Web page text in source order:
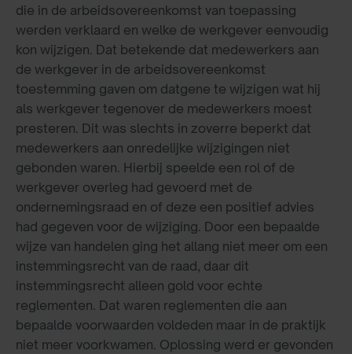
die in de arbeidsovereenkomst van toepassing
werden verklaard en welke de werkgever eenvoudig
kon wijzigen. Dat betekende dat medewerkers aan
de werkgever in de arbeidsovereenkomst
toestemming gaven om datgene te wijzigen wat hij
als werkgever tegenover de medewerkers moest
presteren. Dit was slechts in zoverre beperkt dat
medewerkers aan onredelijke wijzigingen niet
gebonden waren. Hierbij speelde een rol of de
werkgever overleg had gevoerd met de
ondernemingsraad en of deze een positief advies
had gegeven voor de wijziging. Door een bepaalde
wijze van handelen ging het allang niet meer om een
instemmingsrecht van de raad, daar dit
instemmingsrecht alleen gold voor echte
reglementen. Dat waren reglementen die aan
bepaalde voorwaarden voldeden maar in de praktijk
niet meer voorkwamen. Oplossing werd er gevonden